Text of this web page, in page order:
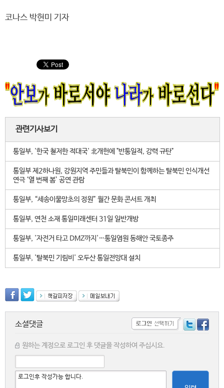
코나스 박현미 기자
관련기사보기
통일부, '한국 철저한 적대국' 北개헌에 "반통일적, 강력 규탄"
통일부 제2하나원, 강원지역 주민들과 탈북민이 함께하는 탈북민 인식개선
연극 ‘열 번째 봄’ 공연 관람
통일부, “세송이물망초의 정원” 월간 문화 콘서트 개최
통일부, 연천 소재 통일미래센터 31일 일반개방
통일부, '자전거 타고 DMZ까지'…통일염원 동해안 국토종주
통일부, '탈북민 기림비' 오두산 통일전망대 설치
소셜댓글
원하는 계정으로 로그인 후 댓글을 작성하여 주십시요.